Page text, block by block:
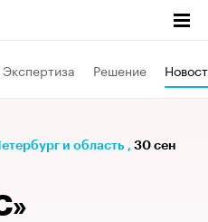
Экспертиза Решение
и область , 30 сен